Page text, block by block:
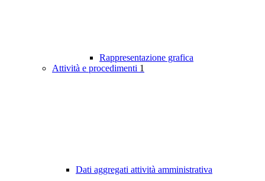
Rappresentazione grafica
Attività e procedimenti 1
Dati aggregati attività amministrativa